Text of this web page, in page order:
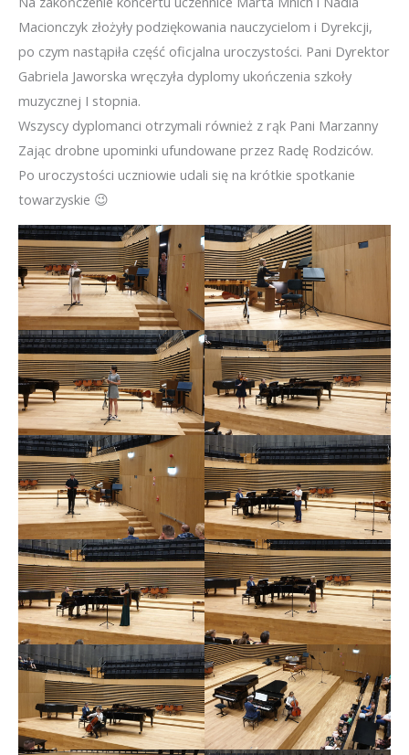
Macionczyk złożyły podziękowania nauczycielom i Dyrekcji,
po czym nastąpiła część oficjalna uroczystości. Pani Dyrektor
Gabriela Jaworska wręczyła dyplomy ukończenia szkoły
muzycznej I stopnia.
Wszyscy dyplomanci otrzymali również z rąk Pani Marzanny
Zając drobne upominki ufundowane przez Radę Rodziców.
Po uroczystości uczniowie udali się na krótkie spotkanie
towarzyskie 😉